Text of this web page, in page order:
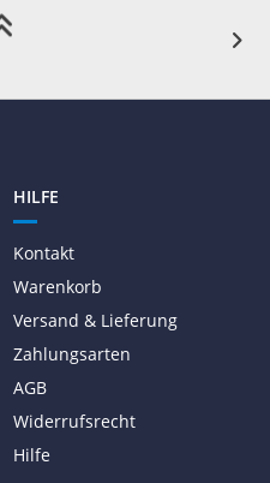
HILFE
Kontakt
Warenkorb
Versand & Lieferung
Zahlungsarten
AGB
Widerrufsrecht
Hilfe